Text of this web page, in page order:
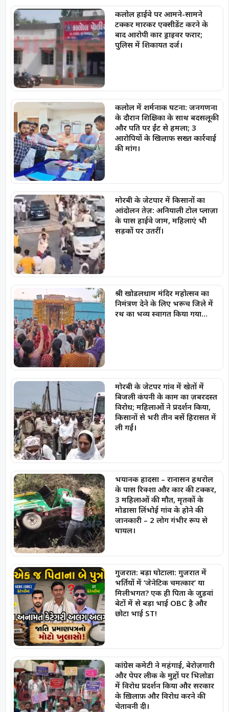
कलोल हाईवे पर आमने-सामने
टक्कर मारकर एक्सीडेंट करने के
बाद आरोपी कार ड्राइवर फरार;
पुलिस में शिकायत दर्ज।
कलोल में शर्मनाक घटना: जनगणना
के दौरान शिक्षिका के साथ बदसलूकी
और पति पर ईंट से हमला; 3
आरोपियों के खिलाफ सख्त कार्रवाई
की मांग।
मोरबी के जेटपार में किसानों का
आंदोलन तेज़: अनियाली टोल प्लाज़ा
के पास हाईवे जाम, महिलाएं भी
सड़कों पर उतरीं।
श्री खोडलधाम मंदिर महोत्सव का
निमंत्रण देने के लिए भरूच जिले में
रथ का भव्य स्वागत किया गया…
मोरबी के जेटपर गांव में खेतों में
बिजली कंपनी के काम का ज़बरदस्त
विरोध; महिलाओं ने प्रदर्शन किया,
किसानों से भरी तीन बसें हिरासत में
ली गईं।
भयानक हादसा – रानासन हथरोल
के पास रिक्शा और कार की टक्कर,
3 महिलाओं की मौत, मृतकों के
मोडासा लिंभोई गांव के होने की
जानकारी – 2 लोग गंभीर रूप से
घायल।
गुजरात: बड़ा घोटाला: गुजरात में
भर्तियों में ‘जेनेटिक चमत्कार’ या
मिलीभगत? एक ही पिता के जुड़वां
बेटों में से बड़ा भाई OBC है और
छोटा भाई ST!
कांग्रेस कमेटी ने महंगाई, बेरोज़गारी
और पेपर लीक के मुद्दों पर भिलोडा
में विरोध प्रदर्शन किया और सरकार
के ख़िलाफ़ और विरोध करने की
चेतावनी दी।